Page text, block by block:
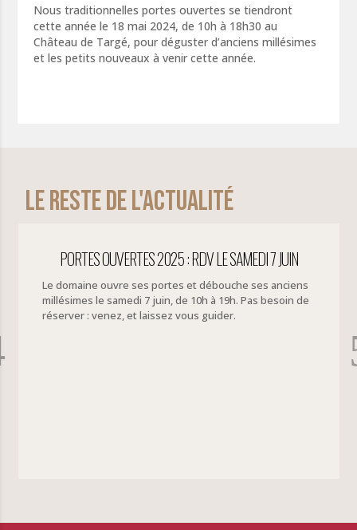
Nous traditionnelles portes ouvertes se tiendront
cette année le 18 mai 2024, de 10h à 18h30 au
Château de Targé, pour déguster d’anciens millésimes
et les petits nouveaux à venir cette année.
Le reste de l'actualité
OUVERTES 2025 : RDV LE SAMEDI 7 JUIN
ouvre ses portes et débouche ses anciens
samedi 7 juin, de 10h à 19h. Pas besoin de
et laissez vous guider.